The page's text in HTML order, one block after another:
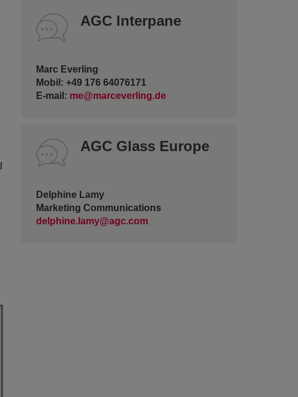
AGC Interpane
Marc Everling
Mobil: +49 176 64076171
E-mail: me@marceverling.de
AGC Glass Europe
Delphine Lamy
Marketing Communications
delphine.lamy@agc.com